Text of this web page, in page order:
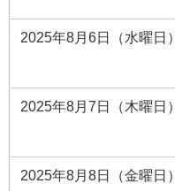
2025年8月6日（水曜日）
2025年8月7日（木曜日）
2025年8月8日（金曜日）